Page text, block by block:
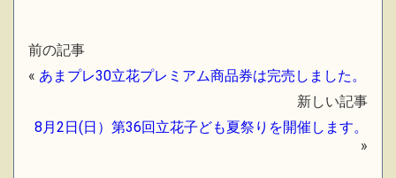
前の記事
« あまプレ30立花プレミアム商品券は完売しました。
新しい記事
8月2日(日）第36回立花子ども夏祭りを開催します。
»